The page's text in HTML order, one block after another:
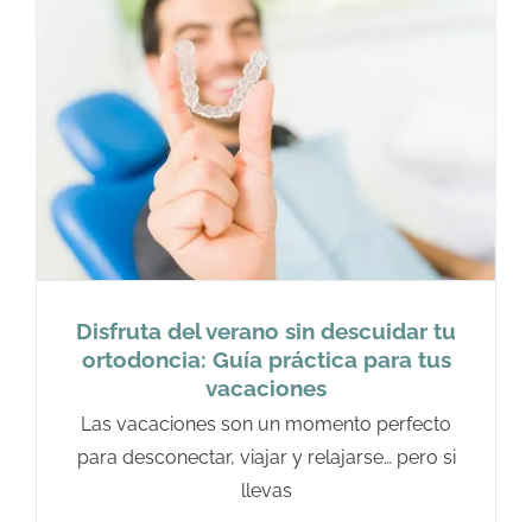
Disfruta del verano sin descuidar tu
ortodoncia: Guía práctica para tus
vacaciones
Las vacaciones son un momento perfecto
para desconectar, viajar y relajarse… pero si
llevas